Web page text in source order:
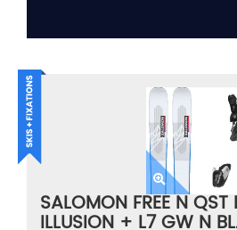
SALOMON FREE N QST
ILLUSION + L7 GW N